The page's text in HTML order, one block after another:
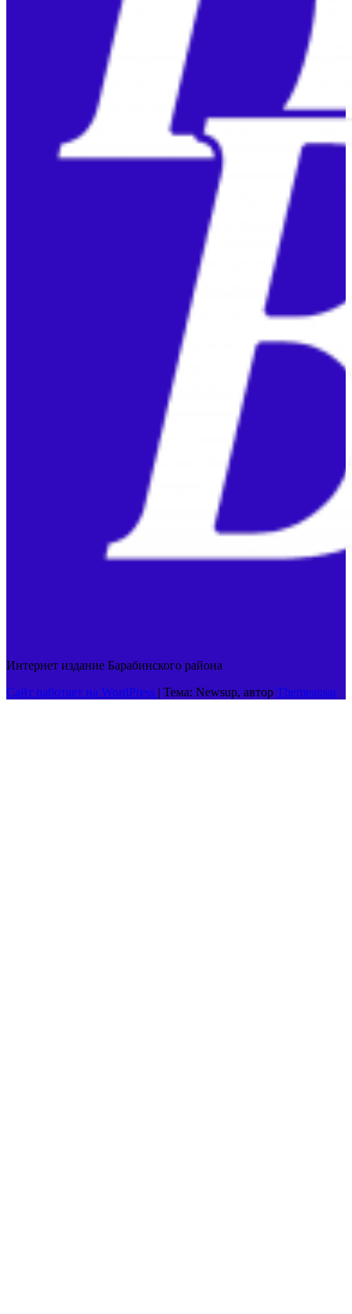
Интернет издание Барабинского района
Сайт работает на WordPress | Тема: Newsup, автор Themeansar